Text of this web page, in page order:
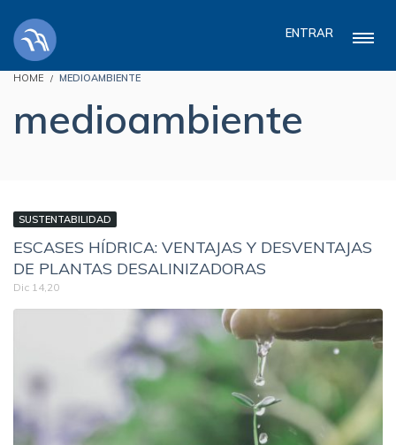
ENTRAR
HOME MEDIOAMBIENTE
medioambiente
SUSTENTABILIDAD
ESCASES HÍDRICA: VENTAJAS Y DESVENTAJAS
DE PLANTAS DESALINIZADORAS
Dic 14,20